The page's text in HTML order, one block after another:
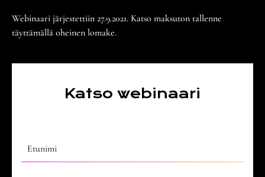
Webinaari järjestettiin 27.9.2021. Katso maksuton tallenne
täyttämällä oheinen lomake.
Katso webinaari
Etunimi